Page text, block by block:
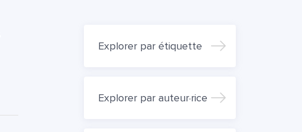
Explorer par étiquette
Explorer par auteur·rice